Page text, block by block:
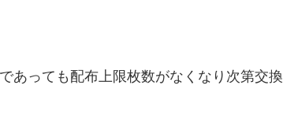
あっても配布上限枚数がなくなり次第交換